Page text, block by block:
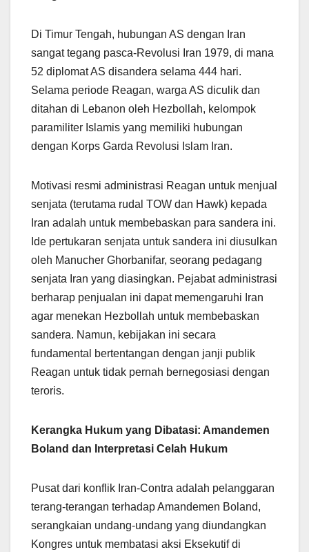
Di Timur Tengah, hubungan AS dengan Iran
sangat tegang pasca-Revolusi Iran 1979, di mana
52 diplomat AS disandera selama 444 hari.
Selama periode Reagan, warga AS diculik dan
ditahan di Lebanon oleh Hezbollah, kelompok
paramiliter Islamis yang memiliki hubungan
dengan Korps Garda Revolusi Islam Iran.
Motivasi resmi administrasi Reagan untuk menjual
senjata (terutama rudal TOW dan Hawk) kepada
Iran adalah untuk membebaskan para sandera ini.
Ide pertukaran senjata untuk sandera ini diusulkan
oleh Manucher Ghorbanifar, seorang pedagang
senjata Iran yang diasingkan. Pejabat administrasi
berharap penjualan ini dapat memengaruhi Iran
agar menekan Hezbollah untuk membebaskan
sandera. Namun, kebijakan ini secara
fundamental bertentangan dengan janji publik
Reagan untuk tidak pernah bernegosiasi dengan
teroris.
Kerangka Hukum yang Dibatasi: Amandemen
Boland dan Interpretasi Celah Hukum
Pusat dari konflik Iran-Contra adalah pelanggaran
terang-terangan terhadap Amandemen Boland,
serangkaian undang-undang yang diundangkan
Kongres untuk membatasi aksi Eksekutif di